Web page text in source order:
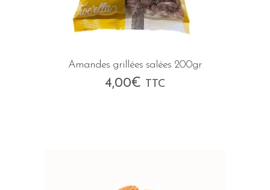
Amandes grillées salées 200gr
4,00€ TTC